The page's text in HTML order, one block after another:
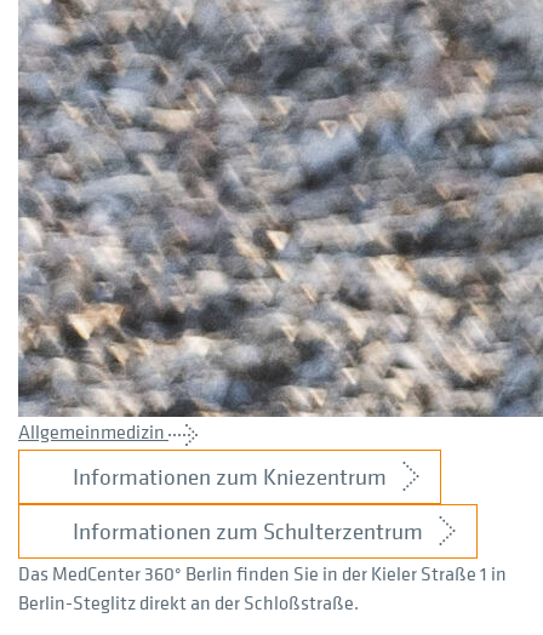
Allgemeinmedizin
Informationen zum Kniezentrum
Informationen zum Schulterzentrum
Das MedCenter 360° Berlin finden Sie in der Kieler Straße 1 in
Berlin-Steglitz direkt an der Schloßstraße.